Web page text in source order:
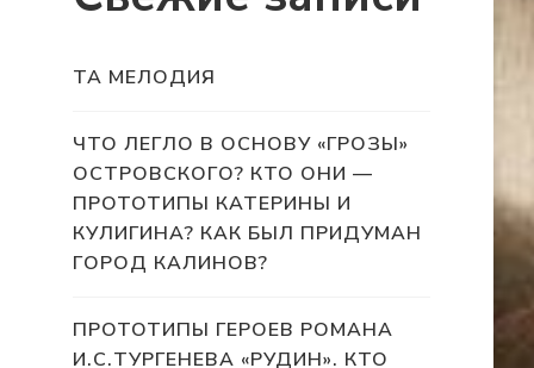
ТА МЕЛОДИЯ
ЧТО ЛЕГЛО В ОСНОВУ «ГРОЗЫ»
ОСТРОВСКОГО? КТО ОНИ —
ПРОТОТИПЫ КАТЕРИНЫ И
КУЛИГИНА? КАК БЫЛ ПРИДУМАН
ГОРОД КАЛИНОВ?
ПРОТОТИПЫ ГЕРОЕВ РОМАНА
И.С.ТУРГЕНЕВА «РУДИН». КТО